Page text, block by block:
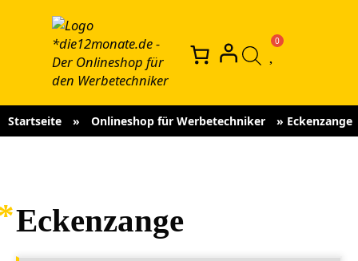
Startseite » Onlineshop für Werbetechniker » Eckenzange
Eckenzange